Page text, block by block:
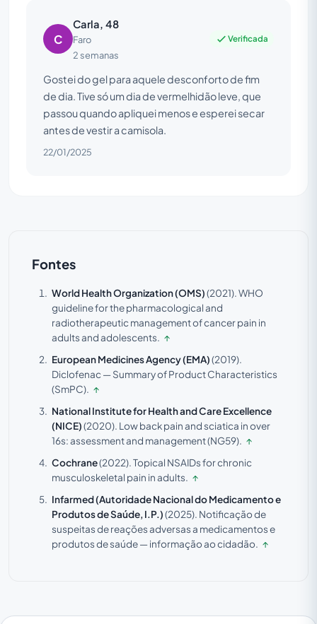
C
Carla, 48
Faro
2 semanas
Verificada
Gostei do gel para aquele desconforto de fim
de dia. Tive só um dia de vermelhidão leve, que
passou quando apliquei menos e esperei secar
antes de vestir a camisola.
22/01/2025
Fontes
World Health Organization (OMS)(2021).WHO
guideline for the pharmacological and
radiotherapeutic management of cancer pain in
adults and adolescents. ↑
European Medicines Agency (EMA)(2019).
Diclofenac — Summary of Product Characteristics
(SmPC). ↑
National Institute for Health and Care Excellence
(NICE)(2020). Low back pain and sciatica in over
16s: assessment and management (NG59). ↑
Cochrane(2022).Topical NSAIDs for chronic
musculoskeletal pain in adults. ↑
Infarmed (Autoridade Nacional do Medicamento e
Produtos de Saúde, I.P.)(2025). Notificação de
suspeitas de reações adversas a medicamentos e
produtos de saúde — informação ao cidadão. ↑